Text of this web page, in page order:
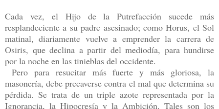
Cada vez, el Hijo de la Putrefacción sucede más
resplandeciente a su padre asesinado; como Horus, el Sol
matinal, diariamente vuelve a emprender la carrera de
Osiris, que declina a partir del mediodía, para hundirse
por la noche en las tinieblas del occidente.
Pero para resucitar más fuerte y más gloriosa, la
masonería, debe precaverse contra el mal que determina su
pérdida. Se trata de un triple azote representada por la
Ignorancia, la Hipocresía y la Ambición. Tales son los